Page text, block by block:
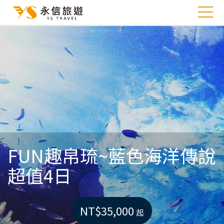
FUN趣帛琉~藍色海洋傳說
超值4日
NT$35,000 起